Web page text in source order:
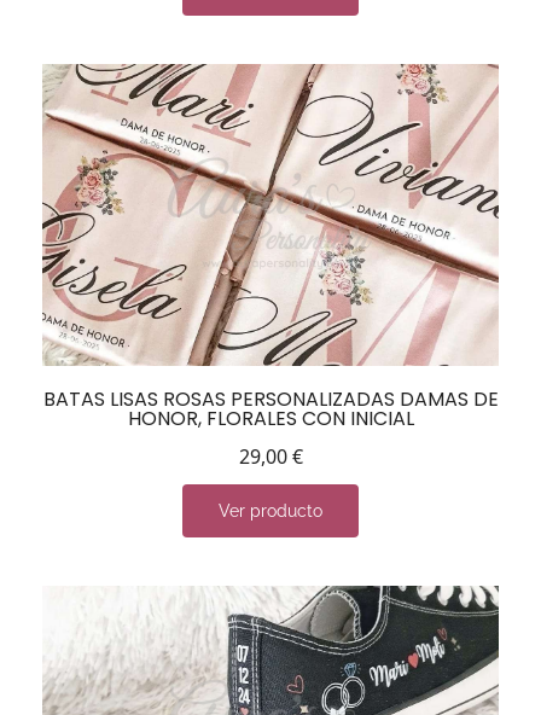
BATAS LISAS ROSAS PERSONALIZADAS DAMAS DE
HONOR, FLORALES CON INICIAL
29,00€
Ver producto